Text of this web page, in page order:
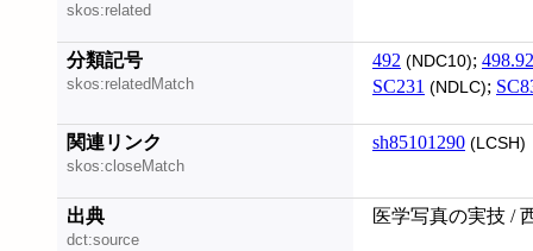
skos:related
分類記号
skos:relatedMatch
492 (NDC10); 498.92
SC231 (NDLC);
関連リンク
skos:closeMatch
sh85101290 (LCSH)
出典
dct:source
医学写真の実技 /